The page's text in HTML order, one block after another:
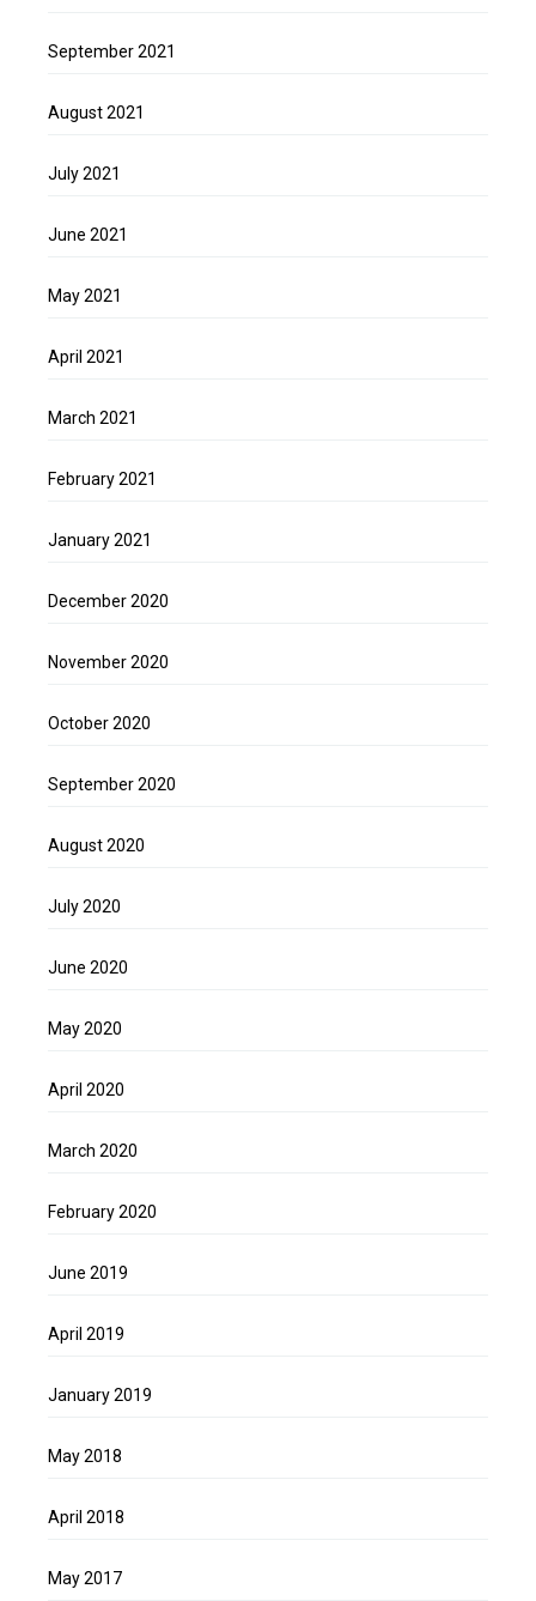
September 2021
August 2021
July 2021
June 2021
May 2021
April 2021
March 2021
February 2021
January 2021
December 2020
November 2020
October 2020
September 2020
August 2020
July 2020
June 2020
May 2020
April 2020
March 2020
February 2020
June 2019
April 2019
January 2019
May 2018
April 2018
May 2017